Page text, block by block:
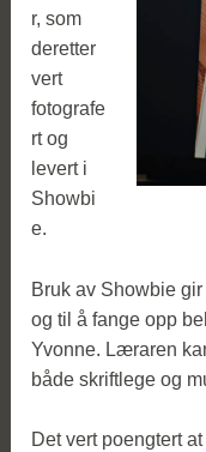
r, som
deretter
vert
fotografe
rt og
levert i
Showbi
e.
Bruk av Showbie
og til å fange opp
Yvonne. Læraren
både skriftlege og
Det vert poengtert